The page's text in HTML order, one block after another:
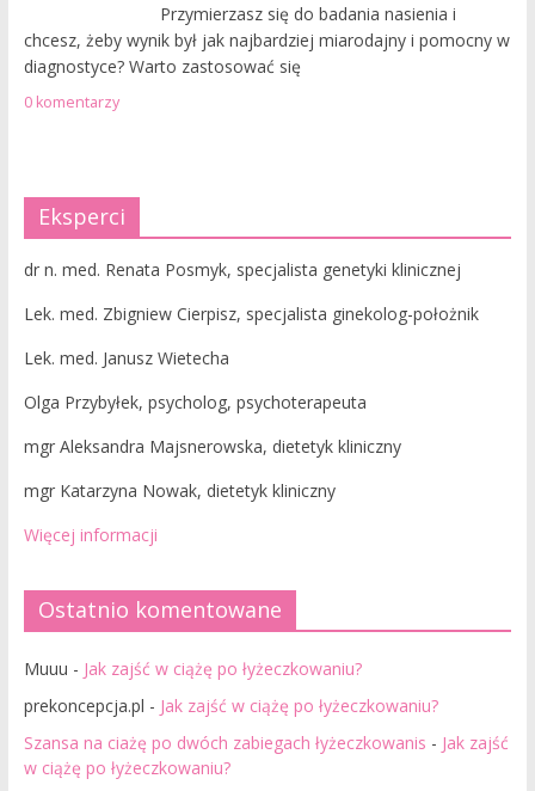
Przymierzasz się do badania nasienia i
chcesz, żeby wynik był jak najbardziej miarodajny i pomocny w
diagnostyce? Warto zastosować się
0 komentarzy
Eksperci
dr n. med. Renata Posmyk, specjalista genetyki klinicznej
Lek. med. Zbigniew Cierpisz, specjalista ginekolog-położnik
Lek. med. Janusz Wietecha
Olga Przybyłek, psycholog, psychoterapeuta
mgr Aleksandra Majsnerowska, dietetyk kliniczny
mgr Katarzyna Nowak, dietetyk kliniczny
Więcej informacji
Ostatnio komentowane
Muuu - Jak zajść w ciążę po łyżeczkowaniu?
prekoncepcja.pl - Jak zajść w ciążę po łyżeczkowaniu?
Szansa na ciażę po dwóch zabiegach łyżeczkowanis - Jak zajść
w ciążę po łyżeczkowaniu?